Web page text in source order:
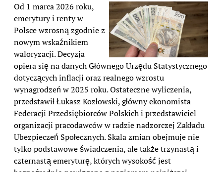
Od 1 marca 2026 roku,
emerytury i renty w
Polsce wzrosną zgodnie z
nowym wskaźnikiem
waloryzacji. Decyzja
opiera się na danych Głównego Urzędu Statystycznego
dotyczących inflacji oraz realnego wzrostu
wynagrodzeń w 2025 roku. Ostateczne wyliczenia,
przedstawił Łukasz Kozłowski, główny ekonomista
Federacji Przedsiębiorców Polskich i przedstawiciel
organizacji pracodawców w radzie nadzorczej Zakładu
Ubezpieczeń Społecznych. Skala zmian obejmuje nie
tylko podstawowe świadczenia, ale także trzynastą i
czternastą emeryturę, których wysokość jest